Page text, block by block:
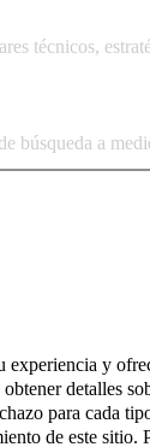
y
detalles
para cada
de este sitio.
técnicos,
búsqueda a